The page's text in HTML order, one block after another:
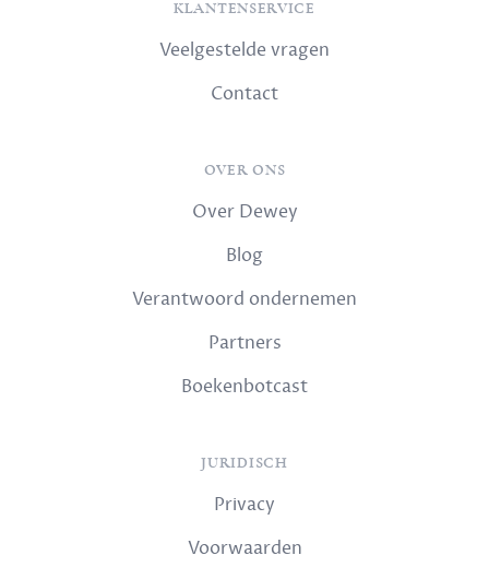
KLANTENSERVICE
Veelgestelde vragen
Contact
OVER ONS
Over Dewey
Blog
Verantwoord ondernemen
Partners
Boekenbotcast
JURIDISCH
Privacy
Voorwaarden